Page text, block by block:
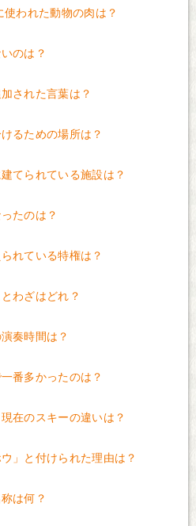
われた動物の肉は？
のは？
された言葉は？
るための場所は？
てられている施設は？
たのは？
れている特権は？
わざはどれ？
奏時間は？
番多かったのは？
在のスキーの違いは？
」と付けられた理由は？
は何？